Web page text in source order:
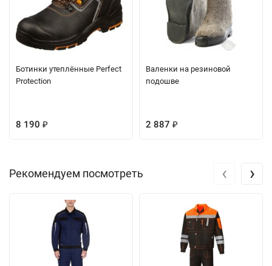
Ботинки утеплённые Perfect
Protection
8 190 ₽
Валенки на резиновой
подошве
2 887 ₽
Рекомендуем посмотреть ‹ ›